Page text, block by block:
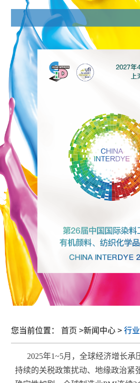
您当前位置： 首页 >新闻中心 > 行
2025年1~5月，全球经济增长承
持续的关税政策扰动、地缘政治紧